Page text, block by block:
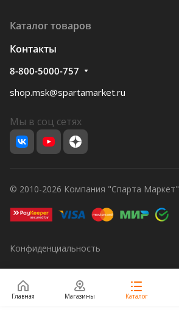
Каталог товаров
Контакты
8-800-5000-757
shop.msk@spartamarket.ru
Мы в соц сетях
© 2010-2026 Компания "Спарта Маркет"
Конфиденциальность
Главная Магазины Каталог